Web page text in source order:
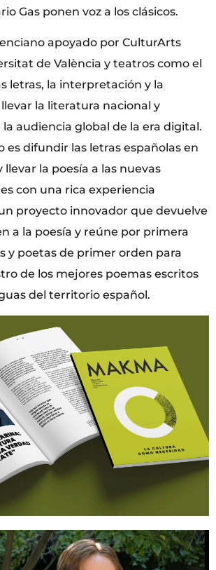
Gas ponen voz a los clásicos.
apoyado por CulturArts
de València y teatros como el
letras, la interpretación y la
la literatura nacional y
audiencia global de la era digital.
es difundir las letras españolas en
la poesía a las nuevas
con una rica experiencia
proyecto innovador que devuelve
a la poesía y reúne por primera
y poetas de primer orden para
de los mejores poemas escritos
del territorio español.